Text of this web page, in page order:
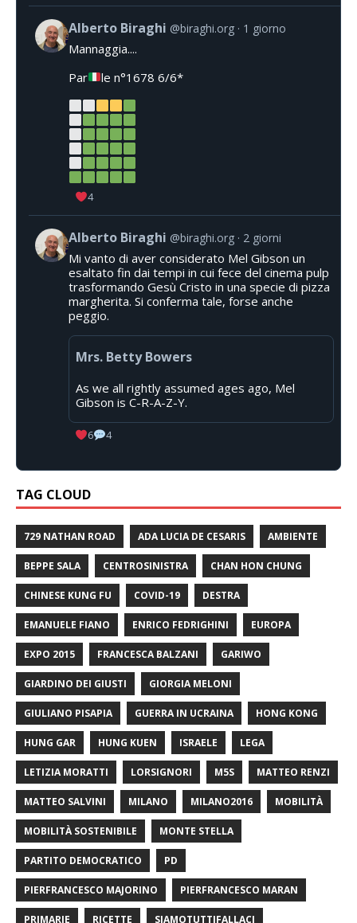
Alberto Biraghi @biraghi.org 1 giorno
Mannaggia....
Par
le n°1678 6/6*
4
Alberto Biraghi @biraghi.org 2 giorni
Mi vanto di aver considerato Mel Gibson un
esaltato fin dai tempi in cui fece del cinema pulp
trasformando Gesù Cristo in una specie di pizza
margherita. Si conferma tale, forse anche
peggio.
Mrs. Betty Bowers
As we all rightly assumed ages ago, Mel
Gibson is C-R-A-Z-Y.
6 4
TAG CLOUD
729 NATHAN ROAD ADA LUCIA DE CESARIS AMBIENTE
BEPPE SALA CENTROSINISTRA CHAN HON CHUNG
CHINESE KUNG FU COVID-19 DESTRA
EMANUELE FIANO ENRICO FEDRIGHINI EUROPA
EXPO 2015 FRANCESCA BALZANI GARIWO
GIARDINO DEI GIUSTI GIORGIA MELONI
GIULIANO PISAPIA GUERRA IN UCRAINA HONG KONG
HUNG GAR HUNG KUEN ISRAELE LEGA
LETIZIA MORATTI LORSIGNORI M5S MATTEO RENZI
MATTEO SALVINI MILANO MILANO2016 MOBILITÀ
MOBILITÀ SOSTENIBILE MONTE STELLA
PARTITO DEMOCRATICO PD
PIERFRANCESCO MAJORINO PIERFRANCESCO MARAN
PRIMARIE RICETTE SIAMOTUTTIFALLACI